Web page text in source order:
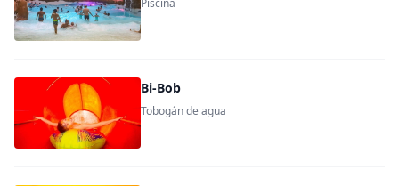
Piscina
Bi-Bob
Tobogán de agua